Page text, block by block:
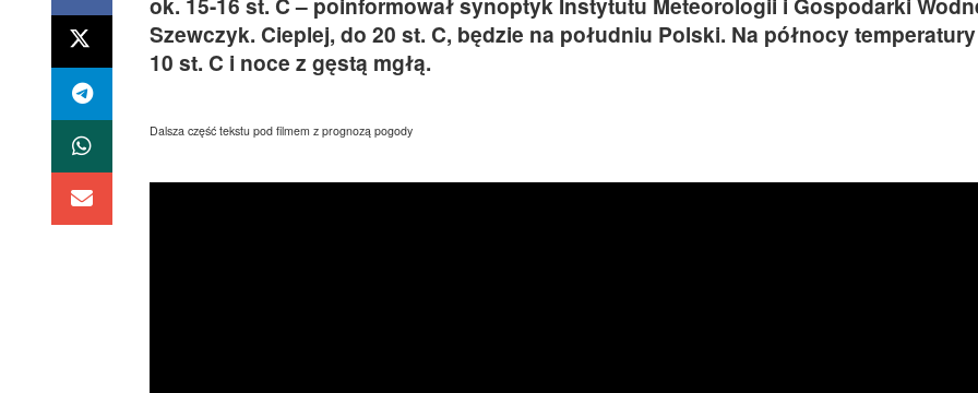
Szewczyk. Cieplej, do 20 st. C, będzie na południu Polski. Na północy
10 st. C i noce z gęstą mgłą.
Dalsza część tekstu pod filmem z prognozą pogody